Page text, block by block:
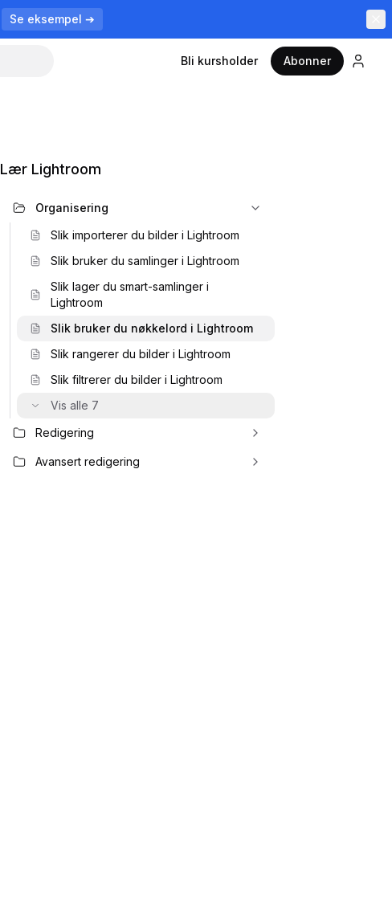
Se eksempel ➔
Bli kursholder Abonner
Lær Lightroom
Organisering
Slik importerer du bilder i Lightroom
Slik bruker du samlinger i Lightroom
Slik lager du smart-samlinger i
Lightroom
Slik bruker du nøkkelord i Lightroom
Slik rangerer du bilder i Lightroom
Slik filtrerer du bilder i Lightroom
Vis alle 7
Redigering
Avansert redigering